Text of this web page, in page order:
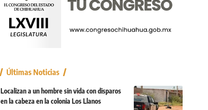
Últimas Noticias
Localizan a un hombre sin vida con disparos
en la cabeza en la colonia Los Llanos